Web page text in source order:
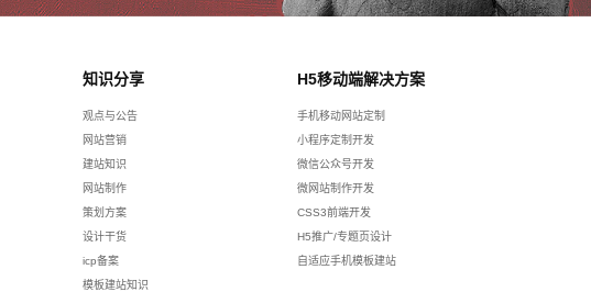
知识分享
观点与公告
网站营销
建站知识
网站制作
策划方案
设计干货
icp备案
模板建站知识
H5移动端解决方案
手机移动网站定制
小程序定制开发
微信公众号开发
微网站制作开发
CSS3前端开发
H5推广/专题页设计
自适应手机模板建站